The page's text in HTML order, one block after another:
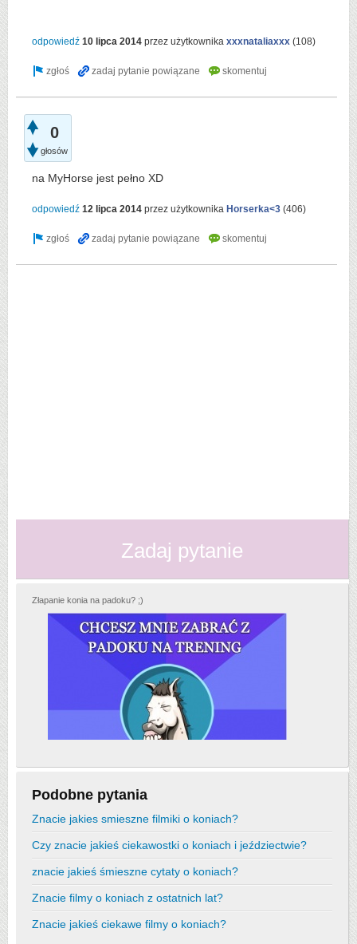
odpowiedź 10 lipca 2014 przez użytkownika xxxnataliaxxx (108)
0
głosów
na MyHorse jest pełno XD
odpowiedź 12 lipca 2014 przez użytkownika Horserka<3 (406)
Zadaj pytanie
Złapanie konia na padoku? ;)
Podobne pytania
Znacie jakies smieszne filmiki o koniach?
Czy znacie jakieś ciekawostki o koniach i jeździectwie?
znacie jakieś śmieszne cytaty o koniach?
Znacie filmy o koniach z ostatnich lat?
Znacie jakieś ciekawe filmy o koniach?